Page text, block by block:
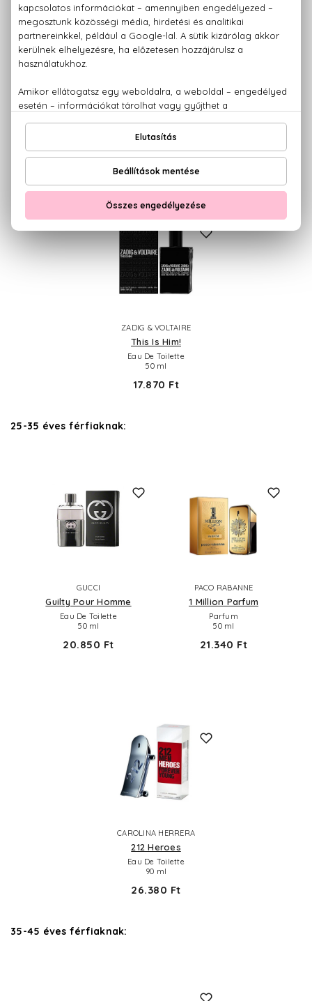
VIKTOR & ROLF
Spicebomb
Eau De Toilette
50 ml
20.020 Ft
ZADIG & VOLTAIRE
This Is Him!
Eau De Toilette
50 ml
17.870 Ft
25-35 éves férfiaknak:
GUCCI
Guilty Pour Homme
Eau De Toilette
50 ml
20.850 Ft
PACO RABANNE
1 Million Parfum
Parfum
50 ml
21.340 Ft
CAROLINA HERRERA
212 Heroes
Eau De Toilette
90 ml
26.380 Ft
35-45 éves férfiaknak: